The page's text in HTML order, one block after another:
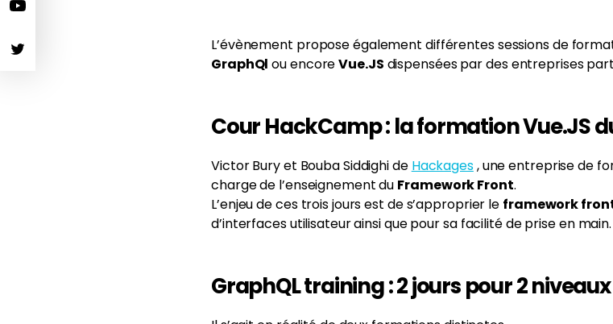
L’évènement propose également différentes sessions de
GraphQl ou encoreVue.JS dispensées par des entreprises
Cour HackCamp : la formation Vue.JS
Victor Bury et Bouba Siddighi de Hackages, une entreprise de
charge de l’enseignement du Framework Front.
L’enjeu de ces trois jours est de s’approprier le framework
d’interfaces utilisateur ainsi que pour sa facilité de prise en
GraphQL training : 2 jours pour 2 niveaux